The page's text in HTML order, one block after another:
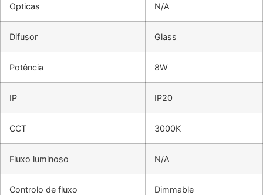
Opticas N/A
Difusor Glass
Potência 8W
IP IP20
CCT 3000K
Fluxo luminoso N/A
Controlo de fluxo Dimmable